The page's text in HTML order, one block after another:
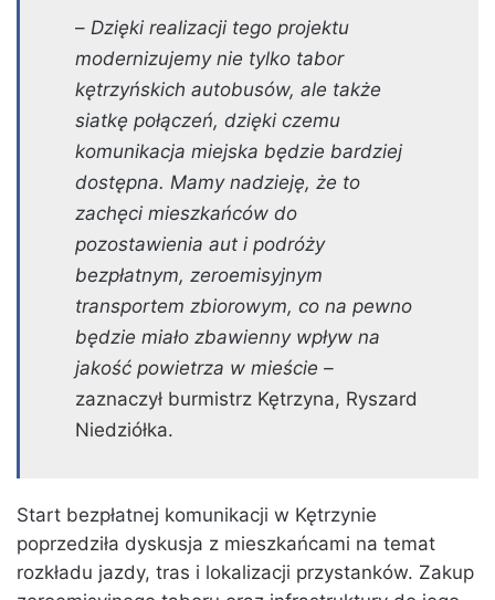
– Dzięki realizacji tego projektu
modernizujemy nie tylko tabor
kętrzyńskich autobusów, ale także
siatkę połączeń, dzięki czemu
komunikacja miejska będzie bardziej
dostępna. Mamy nadzieję, że to
zachęci mieszkańców do
pozostawienia aut i podróży
bezpłatnym, zeroemisyjnym
transportem zbiorowym, co na pewno
będzie miało zbawienny wpływ na
jakość powietrza w mieście –
zaznaczył burmistrz Kętrzyna, Ryszard
Niedziółka.
Start bezpłatnej komunikacji w Kętrzynie
poprzedziła dyskusja z mieszkańcami na temat
rozkładu jazdy, tras i lokalizacji przystanków. Zakup